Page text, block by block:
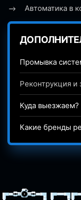
Автоматика в
Промывка
Реконтрукция и
Куда выезжаем?
Какие бренды